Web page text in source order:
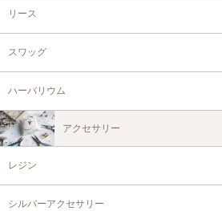
リース
スワッグ
ハーバリウム
アクセサリー
レジン
シルバーアクセサリー